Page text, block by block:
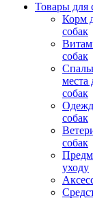
Товары для
Корм
собак
собак
места
собак
собак
собак
уходу